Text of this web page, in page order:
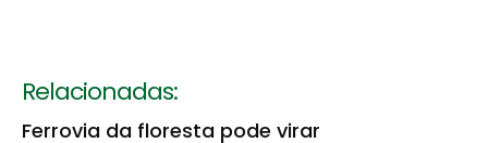
Relacionadas:
Ferrovia da floresta pode virar